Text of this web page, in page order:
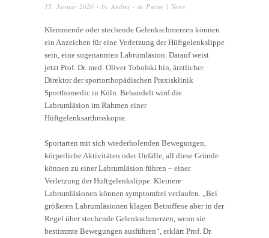
15. Januar 2020 · by Andrej · in Presse | News
Klemmende oder stechende Gelenkschmerzen können
ein Anzeichen für eine Verletzung der Hüftgelenkslippe
sein, eine sogenannten Labrumläsion. Darauf weist
jetzt Prof. Dr. med. Oliver Tobolski hin, ärztlicher
Direktor der sportorthopädischen Praxisklinik
Sporthomedic in Köln. Behandelt wird die
Labrumläsion im Rahmen einer
Hüftgelenksarthroskopie.
Sportarten mit sich wiederholenden Bewegungen,
körperliche Aktivitäten oder Unfälle, all diese Gründe
können zu einer Labrumläsion führen – einer
Verletzung der Hüftgelenkslippe. Kleinere
Labrumläsionen können symptomfrei verlaufen. „Bei
größeren Labrumläsionen klagen Betroffene aber in der
Regel über stechende Gelenkschmerzen, wenn sie
bestimmte Bewegungen ausführen“, erklärt Prof. Dr.